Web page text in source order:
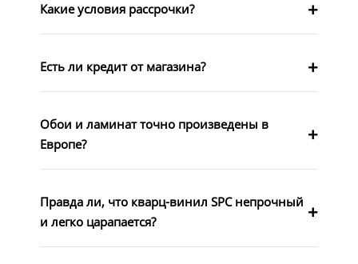
Какие условия рассрочки?
Есть ли кредит от магазина?
Обои и ламинат точно произведены в
Европе?
Правда ли, что кварц-винил SPC непрочный
и легко царапается?